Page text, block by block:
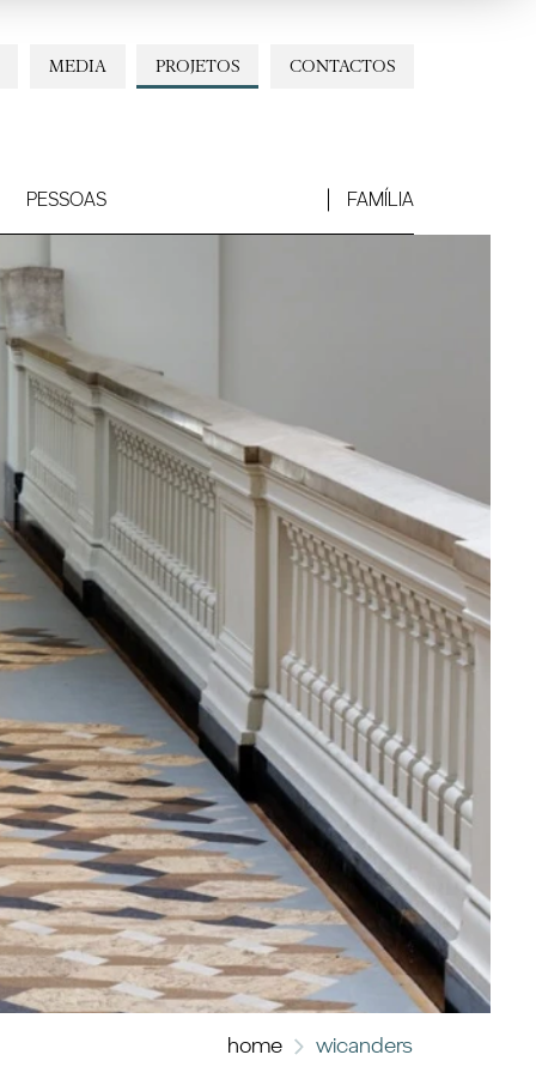
CONTACTOS
PROJETOS
MEDIA
PESSOAS FAMÍLIA
home wicanders